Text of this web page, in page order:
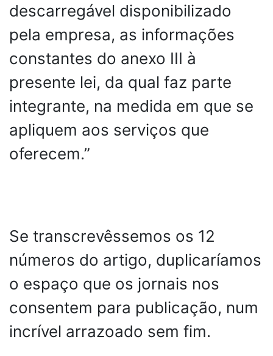
descarregável disponibilizado
pela empresa, as informações
constantes do anexo III à
presente lei, da qual faz parte
integrante, na medida em que se
apliquem aos serviços que
oferecem.”
Se transcrevêssemos os 12
números do artigo, duplicaríamos
o espaço que os jornais nos
consentem para publicação, num
incrível arrazoado sem fim.